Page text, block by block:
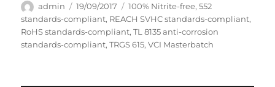
Author
admin
Posted
on
19/09/2017 Tags
100% Nitrite-free,552
standards-compliant, REACH SVHC standards-compliant,
RoHS standards-compliant,TL 8135 anti-corrosion
standards-compliant,TRGS 615,VCI Masterbatch